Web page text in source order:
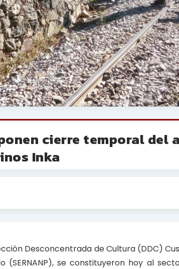
cierre temporal del
Inka
Desconcentrada de Cultura (DDC)
(SERNANP), se constituyeron hoy al